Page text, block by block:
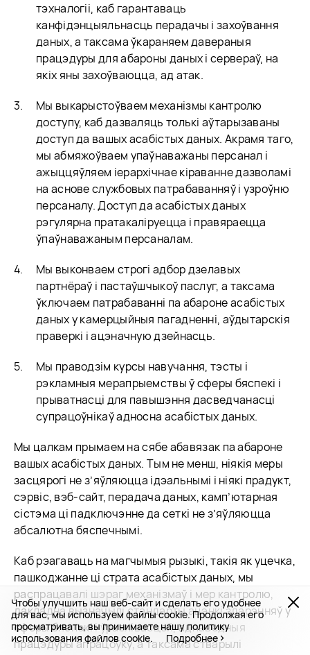
Чтобы улучшить наш веб-сайт и сделать его удобнее
для вас, мы используем файлы cookie. Продолжая его
просматривать, вы принимаете нашу политику
использования файлов cookie.
Подробнее
тэхналогіі, каб гарантаваць
канфідэнцыяльнасць перадачы і захоўвання
даных, а таксама ўкараняем давераныя
працэдуры для абароны даных і сервераў, на
якіх яны захоўваюцца, ад атак.
Мы выкарыстоўваем механізмы кантролю
доступу, каб дазваляць толькі аўтарызаваны
доступ да вашых асабістых даных. Акрамя таго,
мы абмяжоўваем упаўнаважаны персанал і
ажыццяўляем іерархічнае кіраванне дазволамі
на аснове службовых патрабаванняў і узроўню
персаналу. Доступ да асабістых даных
рэгулярна пратакаліруецца і правяраецца
ўпаўнаважаным персаналам.
Мы выконваем строгі адбор дзелавых
партнёраў і пастаўшчыкоў паслуг, а таксама
ўключаем патрабаванні па абароне асабістых
даных у камерцыйныя пагадненні, аўдытарскія
праверкі і ацэначную дзейнасць.
Мы праводзім курсы навучання, тэсты і
рэкламныя мерапрыемствы ў сферы бяспекі і
прыватнасці для павышэння дасведчанасці
супрацоўнікаў адносна асабістых даных.
Мы цалкам прымаем на сябе абавязак па абароне
вашых асабістых даных. Тым не менш, ніякія меры
засцярогі не з’яўляюцца ідэальнымі і ніякі прадукт,
сэрвіс, вэб-сайт, перадача даных, камп’ютарная
сістэма ці падключэнне да сеткі не з’яўляюцца
абсалютна бяспечнымі.
Каб рэагаваць на магчымыя рызыкі, такія як уцечка,
пашкоджанне ці страта асабістых даных, мы
распрацавалі шэраг механізмаў і мер кантролю,
дакладна вызначылі стандарты ацэнкі здарэнняў у
сферы бяспекі і ўразлівасцей, адпаведныя
працэдуры апрацоўку, а таксама стварылі